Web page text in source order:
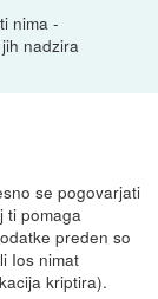
nima -
nadzira
se pogovarjati
ti pomaga
preden so
Ios nimat
kriptira).